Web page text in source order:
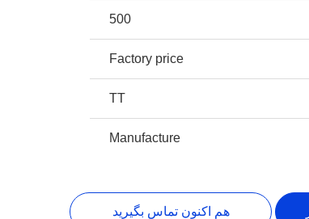
500
Factory price
TT
Manufacture
هم اکنون تماس بگیرید